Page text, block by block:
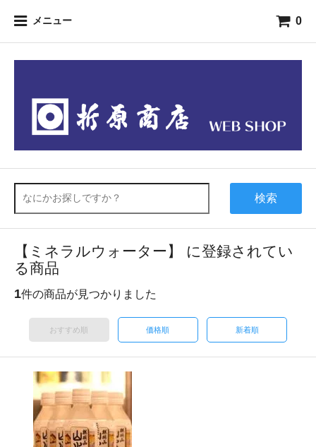
メニュー 0
検索
【ミネラルウォーター】 に登録されてい
る商品
1件の商品が見つかりました
おすすめ順 価格順 新着順